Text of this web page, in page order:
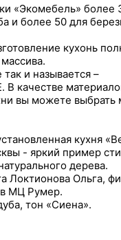
«Экомебель» более
и более 50 для
кухонь
и называется –
качестве
вы можете выбрать
кухня
- яркий пример
дерева.
Локтионова Ольга,
МЦ Румер.
тон «Сиена».